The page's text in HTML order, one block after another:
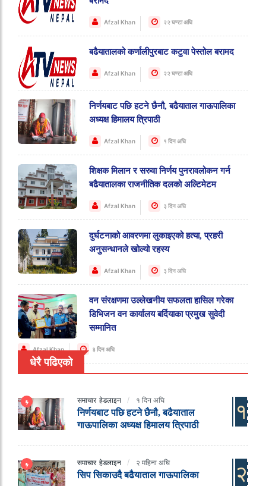
Afzal Khan २२ घण्टा अघि
बढैयातालको कर्णालीपुरबाट कटुवा पेस्तोल बरामद
Afzal Khan २२ घण्टा अघि
निर्णयबाट पछि हटने छैनौ, बढैयाताल गाऊपालिका
अध्यक्ष हिमालय त्रिपाठी
Afzal Khan १ दिन अघि
शिक्षक मिलान र सरुवा निर्णय पुनरावलोकन गर्न
बढैयातालका राजनीतिक दलको अल्टिमेटम
Afzal Khan ३ दिन अघि
दुर्घटनाको आवरणमा लुकाइएको हत्या, प्रहरी
अनुसन्धानले खोल्यो रहस्य
Afzal Khan ३ दिन अघि
वन संरक्षणमा उल्लेखनीय सफलता हासिल गरेका
डिभिजन वन कार्यालय बर्दियाका प्रमुख सुवेदी
सम्मानित
Afzal Khan ३ दिन अघि
धेरै पढिएको
समाचार हेडलाइन १ दिन अघि
निर्णयबाट पछि हटने छैनौ, बढैयाताल
गाऊपालिका अध्यक्ष हिमालय त्रिपाठी
१
समाचार हेडलाइन २ महिना अघि
सिप सिकाउदै बढैयाताल गाऊपालिका २